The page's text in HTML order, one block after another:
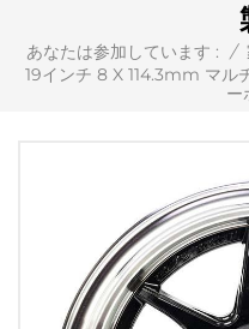
あなたは参加しています : /
19インチ 8 X 114.3mm マル
ー